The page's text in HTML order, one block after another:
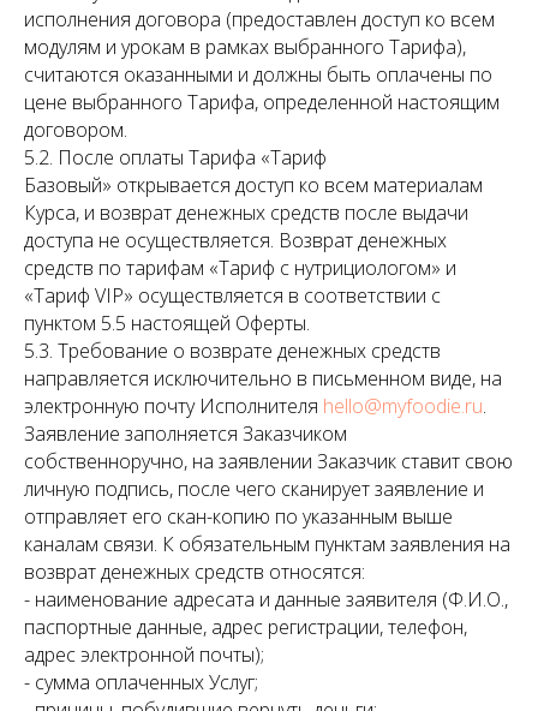
исполнения договора (предоставлен доступ ко всем
модулям и урокам в рамках выбранного Тарифа),
считаются оказанными и должны быть оплачены по
цене выбранного Тарифа, определенной настоящим
договором.
5.2. После оплаты Тарифа «Тариф
Базовый» открывается доступ ко всем материалам
Курса, и возврат денежных средств после выдачи
доступа не осуществляется. Возврат денежных
средств по тарифам «Тариф с нутрициологом» и
«Тариф VIP» осуществляется в соответствии с
пунктом 5.5 настоящей Оферты.
5.3. Требование о возврате денежных средств
направляется исключительно в письменном виде, на
электронную почту Исполнителя hello@myfoodie.ru.
Заявление заполняется Заказчиком
собственноручно, на заявлении Заказчик ставит свою
личную подпись, после чего сканирует заявление и
отправляет его скан-копию по указанным выше
каналам связи. К обязательным пунктам заявления на
возврат денежных средств относятся:
- наименование адресата и данные заявителя (Ф.И.О.,
паспортные данные, адрес регистрации, телефон,
адрес электронной почты);
- сумма оплаченных Услуг;